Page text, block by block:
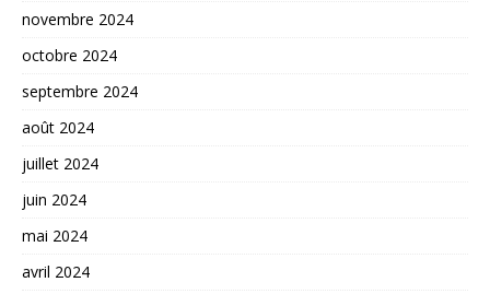
novembre 2024
octobre 2024
septembre 2024
août 2024
juillet 2024
juin 2024
mai 2024
avril 2024